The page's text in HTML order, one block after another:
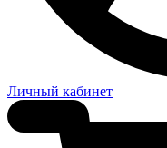
Личный кабинет